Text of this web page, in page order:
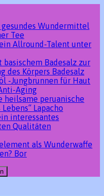
gesundes Wundermittel
Tee
Allround-Talent unter
basischem Badesalz zur
des Körpers Badesalz
-Jungbrunnen für Haut
Aging
heilsame peruanische
Lapacho
interessantes
Qualitäten
als Wunderwaffe
Bor